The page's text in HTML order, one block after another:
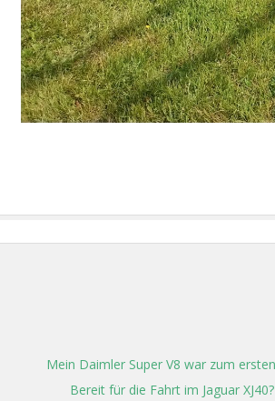
Mein Daimler Super V8 war zum
Bereit für die Fahrt im Jaguar